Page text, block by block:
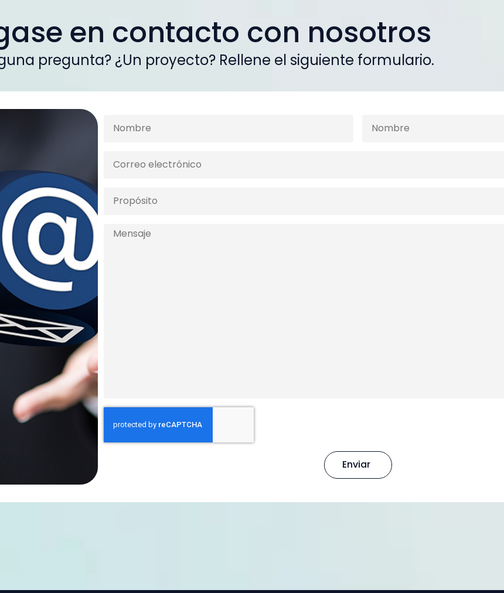
en contacto con nosotros
pregunta? ¿Un proyecto? Rellene el siguiente formulario.
Enviar